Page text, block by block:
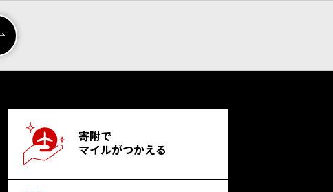
寄附で
マイルがつかえる